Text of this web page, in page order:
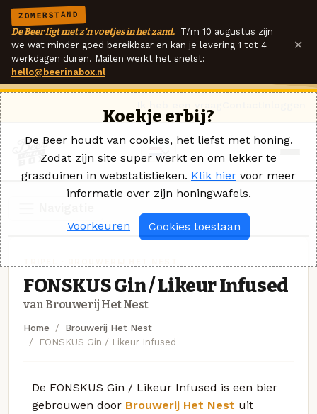
ZOMERSTAND
De Beer ligt met z'n voetjes in het zand. T/m 10 augustus zijn
we wat minder goed bereikbaar en kan je levering 1 tot 4
werkdagen duren. Mailen werkt het snelst:
hello@beerinabox.nl
×
FONSKUS Gin / Likeur Infused
van Brouwerij Het Nest
Home
Brouwerij Het Nest
FONSKUS Gin / Likeur Infused
De FONSKUS Gin / Likeur Infused is een bier
gebrouwen door Brouwerij Het Nest uit
Koekje erbij?
De Beer houdt van cookies, het liefst met honing.
Zodat zijn site super werkt en om lekker te
grasduinen in webstatistieken. Klik hier voor meer
informatie over zijn honingwafels.
Voorkeuren Cookies toestaan